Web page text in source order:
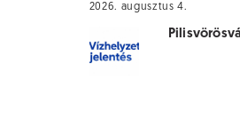
2026. augusztus 4.